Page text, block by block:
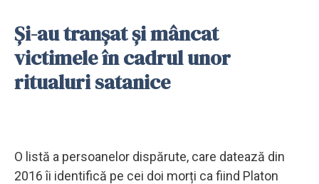
Și-au tranșat și mâncat
victimele în cadrul unor
ritualuri satanice
O listă a persoanelor dispărute, care datează din
2016 îi identifică pe cei doi morți ca fiind Platon